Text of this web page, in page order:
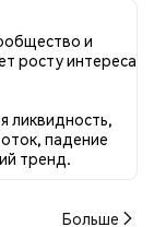
было
Twitter 100.00%
0.00% твитов с
были
основаны
и
росту интереса
ликвидность,
падение
тренд.
Больше